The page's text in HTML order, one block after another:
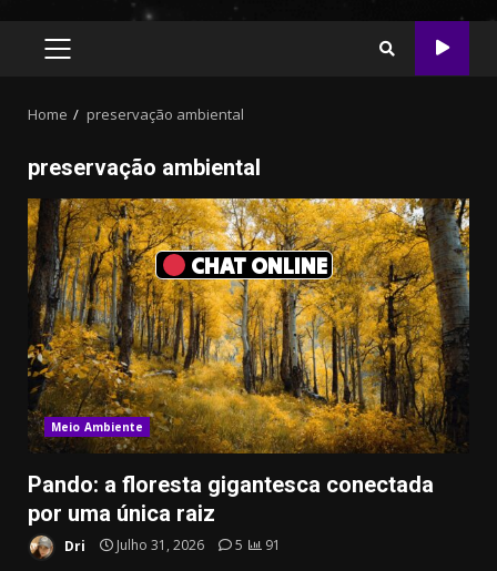
CHAT ONLINE
PRIMARY
Home preservação ambiental
preservação ambiental
Meio Ambiente
Pando: a floresta gigantesca conectada
por uma única raiz
Dri Julho 31, 2026 5 91